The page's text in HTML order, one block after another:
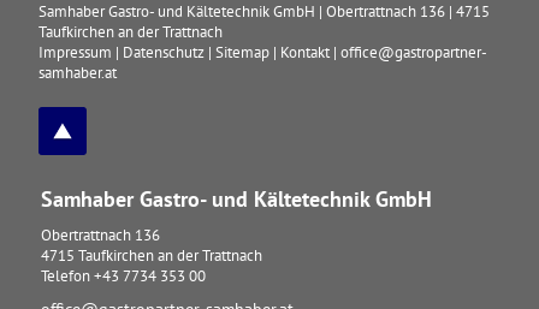
Samhaber Gastro- und Kältetechnik GmbH |Obertrattnach 136 |4715
Taufkirchen an der Trattnach
Impressum | Datenschutz |Sitemap | Kontakt |office@gastropartner-
samhaber.at
Samhaber Gastro- und Kältetechnik GmbH
Obertrattnach 136
4715 Taufkirchen an der Trattnach
Telefon +43 7734 353 00